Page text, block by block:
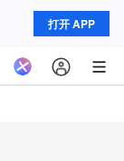
打开 APP